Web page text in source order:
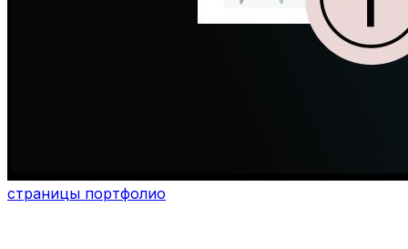
страницы портфолио